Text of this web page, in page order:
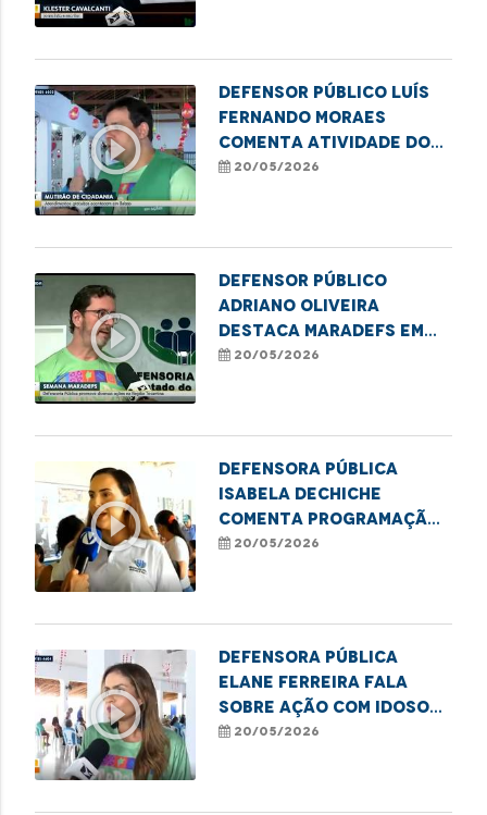
play_circle_outline
Defensor Público Luís
Fernando Moraes
comenta atividade do
MaraDefs em Balsas
20/05/2026
play_circle_outline
Defensor Público
Adriano Oliveira
destaca MaraDefs em
Imperatriz
20/05/2026
play_circle_outline
Defensora Pública
Isabela Dechiche
comenta programação
do MaraDefs em
20/05/2026
play_circle_outline
Defensora Pública
Elane Ferreira fala
sobre ação com idosos
do MaraDefs em Balsas
20/05/2026